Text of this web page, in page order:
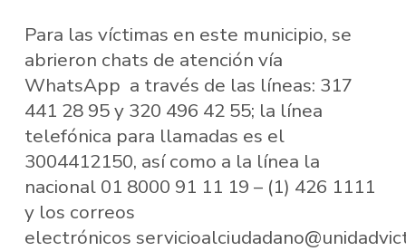
Para las víctimas en este municipio, se
abrieron chats de atención vía
WhatsApp a través de las líneas: 317
441 28 95 y 320 496 42 55; la línea
telefónica para llamadas es el
3004412150, así como a la línea la
nacional 01 8000 91 11 19 – (1) 426 1111
y los correos
electrónicos